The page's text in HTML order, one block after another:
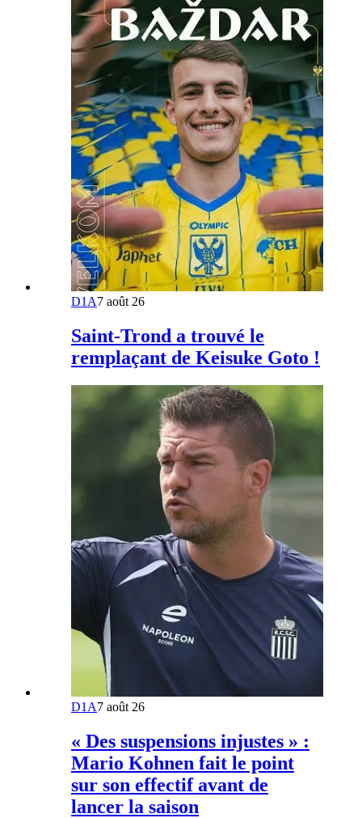
D1A7 août 26
Saint-Trond a trouvé le
remplaçant de Keisuke Goto !
D1A7 août 26
« Des suspensions injustes » :
Mario Kohnen fait le point
sur son effectif avant de
lancer la saison